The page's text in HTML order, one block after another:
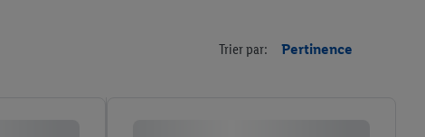
Trier par: Pertinence